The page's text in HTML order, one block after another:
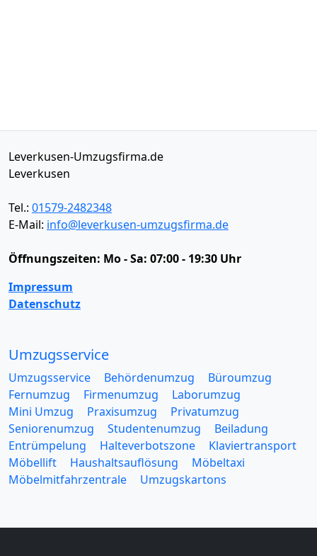
Leverkusen-Umzugsfirma.de
Leverkusen
Tel.: 01579-2482348
E-Mail: info@leverkusen-umzugsfirma.de
Öffnungszeiten: Mo - Sa: 07:00 - 19:30 Uhr
Impressum
Datenschutz
Umzugsservice
Umzugsservice Behördenumzug
Büroumzug
Fernumzug
Firmenumzug
Laborumzug
Mini Umzug
Praxisumzug
Privatumzug
Seniorenumzug
Studentenumzug
Beiladung
Entrümpelung
Halteverbotszone
Klaviertransport
Möbellift
Haushaltsauflösung
Möbeltaxi
Möbelmitfahrzentrale
Umzugskartons